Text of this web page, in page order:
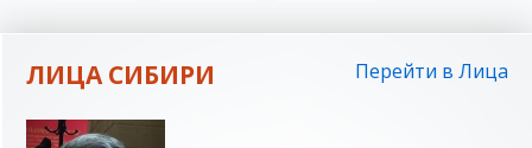
ЛИЦА СИБИРИ Перейти в Лица